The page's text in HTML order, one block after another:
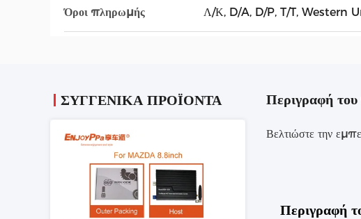
Όροι πληρωμής Λ/Κ, D/A, D/P, T/T, Western
ΣΥΓΓΕΝΙΚΆ ΠΡΟΪΌΝΤΑ Περιγραφή του
Βελτιώστε την
Περιγραφή